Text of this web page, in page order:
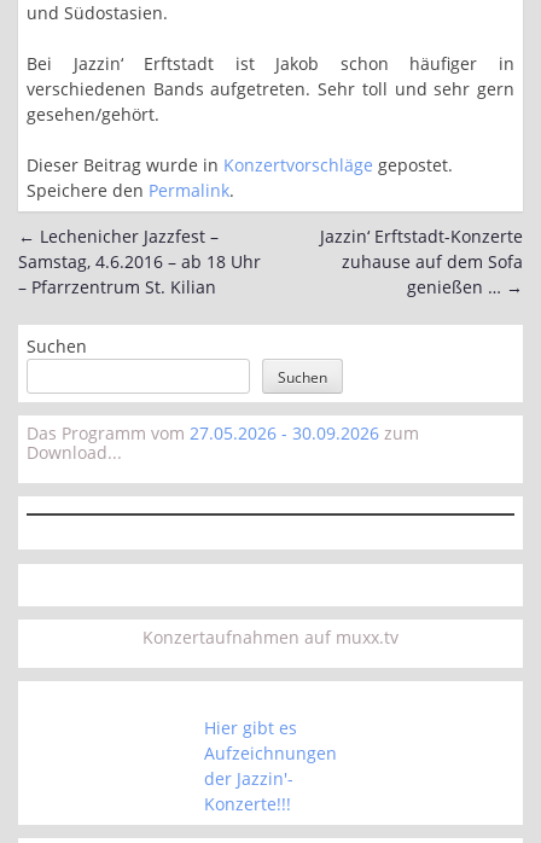
und Südostasien.
Bei Jazzin‘ Erftstadt ist Jakob schon häufiger in
verschiedenen Bands aufgetreten. Sehr toll und sehr gern
gesehen/gehört.
Dieser Beitrag wurde in Konzertvorschläge gepostet.
Speichere den Permalink.
Post
navigation
← Lechenicher Jazzfest –
Samstag, 4.6.2016 – ab 18 Uhr
– Pfarrzentrum St. Kilian
Jazzin‘ Erftstadt-Konzerte
zuhause auf dem Sofa
genießen … →
Suchen
Suchen
Das Programm vom 27.05.2026 - 30.09.2026 zum
Download...
Konzertaufnahmen auf muxx.tv
Hier gibt es
Aufzeichnungen
der Jazzin'-
Konzerte!!!